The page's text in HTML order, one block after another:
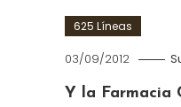
625 Líneas
03/09/2012
Y la Farmacia